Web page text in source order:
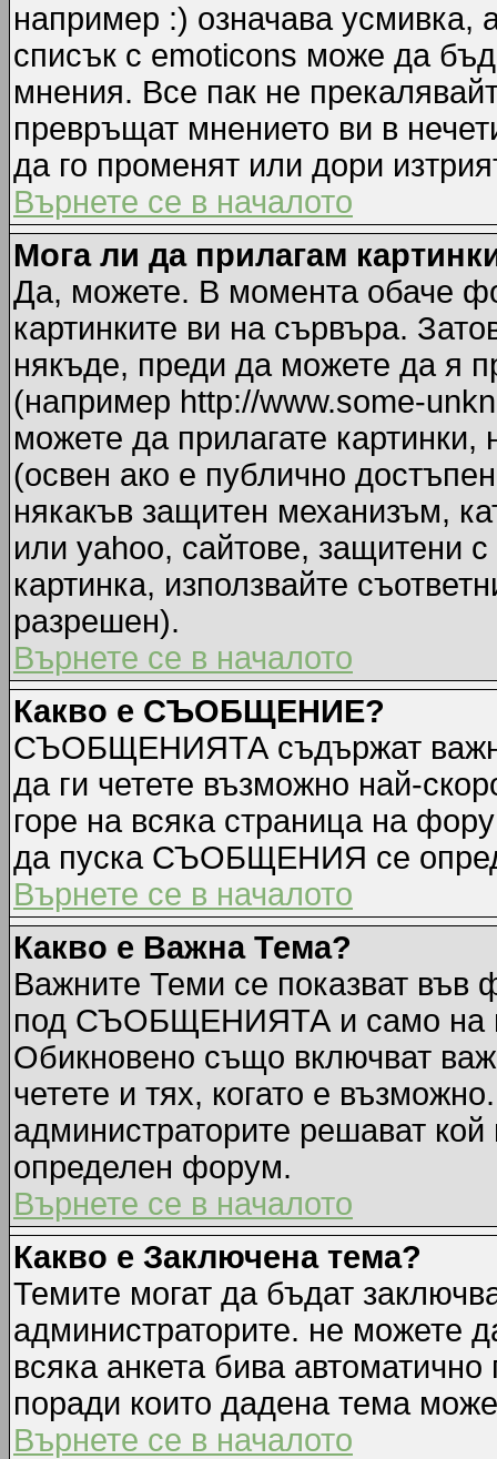
например :) означава усмивка,
списък с emoticons може да
мнения. Все пак не
превръщат мнението ви в
да го променят или дори
Върнете се в началото
Мога ли да прилагам
Да, можете. В момента обаче
картинките ви на сървъра.
някъде, преди да можете да я
(например http://www.some-
можете да прилагате
(освен ако е публично
някакъв защитен механизъм,
или yahoo, сайтове, защитени
картинка, използвайте
разрешен).
Върнете се в началото
Какво е СЪОБЩЕНИЕ?
СЪОБЩЕНИЯТА съдържат
да ги четете възможно най-
горе на всяка страница на
да пуска СЪОБЩЕНИЯ се
Върнете се в началото
Какво е Важна Тема?
Важните Теми се показват във
под СЪОБЩЕНИЯТА и само на
Обикновено също включват
четете и тях, когато е
администраторите решават
определен форум.
Върнете се в началото
Какво е Заключена тема?
Темите могат да бъдат
администраторите. не можете
всяка анкета бива
поради които дадена тема
Върнете се в началото